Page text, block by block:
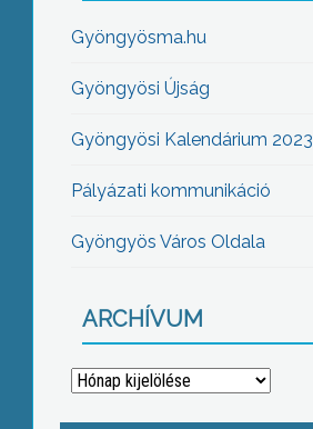
Gyöngyösma.hu
Gyöngyösi Újság
Gyöngyösi Kalendárium 2023
Pályázati kommunikáció
Gyöngyös Város Oldala
ARCHÍVUM
Archívum